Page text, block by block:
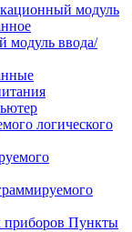
модуль
модуль ввода/
логического
Пункты